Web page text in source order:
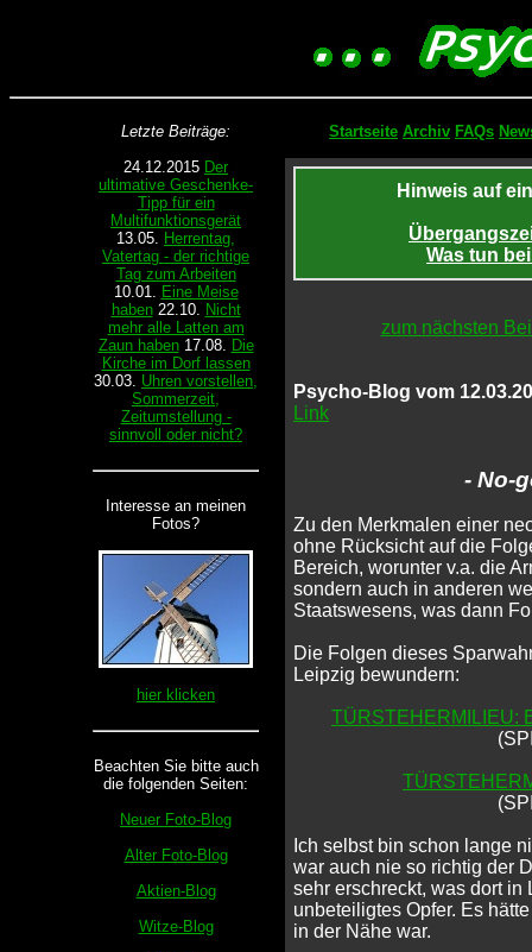
Letzte Beiträge:
24.12.2015 Der
ultimative Geschenke-
Tipp für ein
Multifunktionsgerät
13.05. Herrentag,
Vatertag - der richtige
Tag zum Arbeiten
10.01. Eine Meise
haben22.10. Nicht
mehr alle Latten am
Zaun haben17.08. Die
Kirche im Dorf lassen
30.03. Uhren vorstellen,
Sommerzeit,
Zeitumstellung -
sinnvoll oder nicht?
Interesse an meinen
Fotos?
hier klicken
Beachten Sie bitte auch
die folgenden Seiten:
Neuer Foto-Blog
Alter Foto-Blog
Aktien-Blog
Witze-Blog
Startseite Archiv FAQs
Hinweis auf
Was tun
zum nächsten
Psycho-Blog vom
Link
- No-
Zu den Merkmalen einer
ohne Rücksicht auf die
Bereich, worunter v.a. die
sondern auch in anderen
Staatswesens, was dann
Die Folgen dieses
Leipzig bewundern:
TÜRSTEHERMILIEU:
Ich selbst bin schon lange
war auch nie so richtig der
sehr erschreckt, was dort
unbeteiligtes Opfer. Es
in der Nähe war.